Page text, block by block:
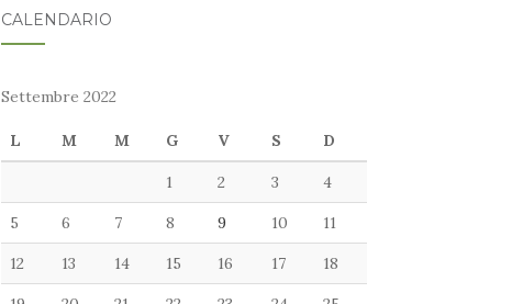
CALENDARIO
Settembre 2022
L M M G V S D
1 2 3 4
5 6 7 8 9 10 11
12 13 14 15 16 17 18